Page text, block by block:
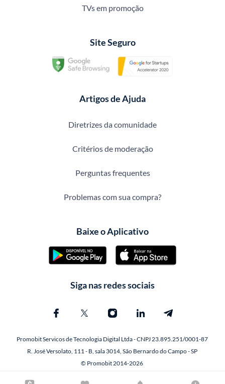
TVs em promoção
Site Seguro
Artigos de Ajuda
Diretrizes da comunidade
Critérios de moderação
Perguntas frequentes
Problemas com sua compra?
Baixe o Aplicativo
Siga nas redes sociais
Promobit Servicos de Tecnologia Digital Ltda - CNPJ 23.895.251/0001-87
R. José Versolato, 111 - B, sala 3014, São Bernardo do Campo - SP
© Promobit 2014-2026